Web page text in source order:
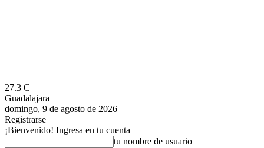
27.3 C
Guadalajara
domingo, 9 de agosto de 2026
Registrarse
¡Bienvenido! Ingresa en tu cuenta
tu nombre de usuario